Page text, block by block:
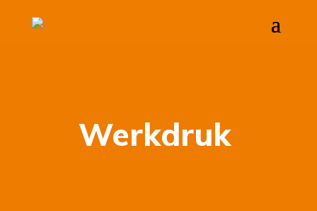
Werkdruk